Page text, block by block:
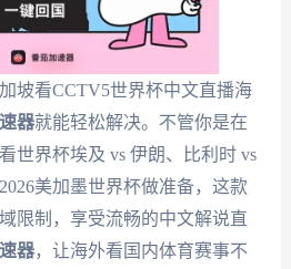
坡看CCTV5世界杯中文直播海
器就能轻松解决。不管你是在
世界杯埃及 vs 伊朗、比利时 vs
美加墨世界杯做准备，这款
限制，享受流畅的中文解说直
器，让海外看国内体育赛事不